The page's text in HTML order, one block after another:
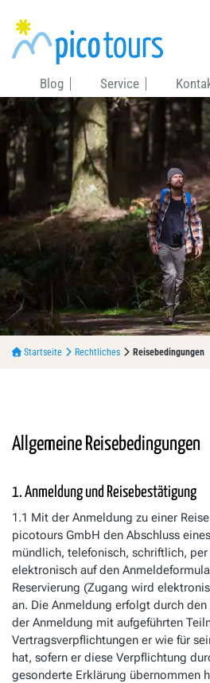
Blog Service
Startseite Rechtliches Reisebedingungen
Allgemeine Reisebedingungen
1. Anmeldung und Reisebestätigung
1.1 Mit der Anmeldung zu einer
picotours GmbH den Abschluss
mündlich, telefonisch, schriftlich, per
elektronisch auf den
Reservierung (Zugang wird
an. Die Anmeldung erfolgt durch
der Anmeldung mit aufgeführten
Vertragsverpflichtungen er wie für
hat, sofern er diese Verpflichtung
gesonderte Erklärung übernommen